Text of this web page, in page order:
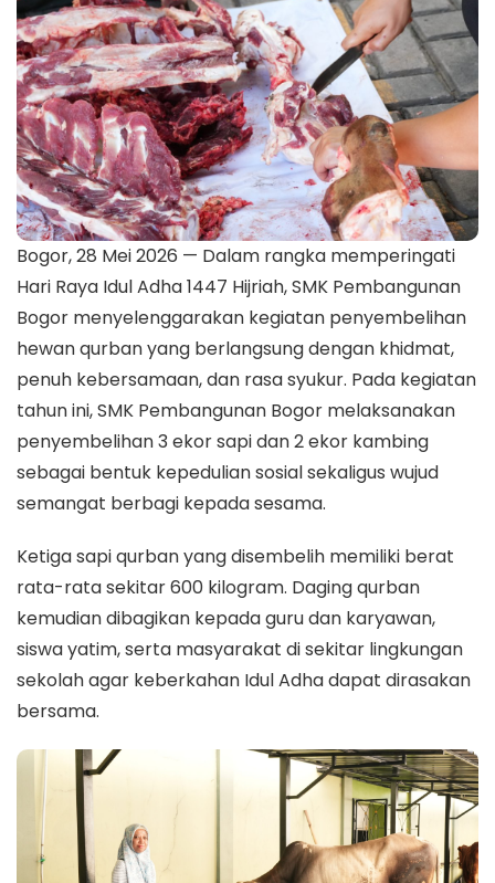
Bogor, 28 Mei 2026 — Dalam rangka memperingati
Hari Raya Idul Adha 1447 Hijriah, SMK Pembangunan
Bogor menyelenggarakan kegiatan penyembelihan
hewan qurban yang berlangsung dengan khidmat,
penuh kebersamaan, dan rasa syukur. Pada kegiatan
tahun ini, SMK Pembangunan Bogor melaksanakan
penyembelihan 3 ekor sapi dan 2 ekor kambing
sebagai bentuk kepedulian sosial sekaligus wujud
semangat berbagi kepada sesama.
Ketiga sapi qurban yang disembelih memiliki berat
rata-rata sekitar 600 kilogram. Daging qurban
kemudian dibagikan kepada guru dan karyawan,
siswa yatim, serta masyarakat di sekitar lingkungan
sekolah agar keberkahan Idul Adha dapat dirasakan
bersama.